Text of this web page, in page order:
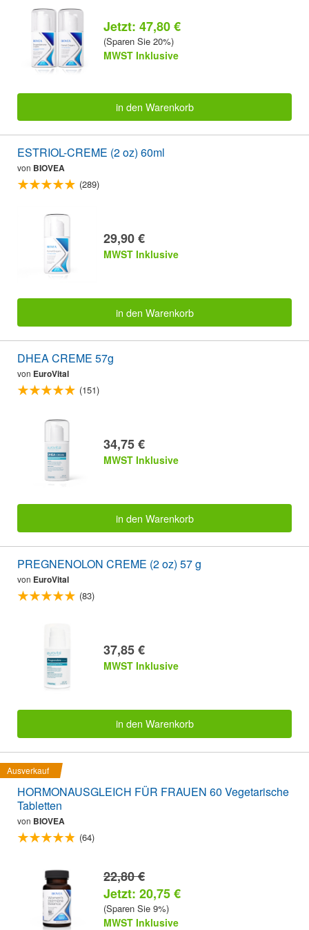
Jetzt: 47,80 €
(Sparen Sie 20%)
MWST Inklusive
in den Warenkorb
ESTRIOL-CREME (2 oz) 60ml
von BIOVEA
(289)
29,90 €
MWST Inklusive
in den Warenkorb
DHEA CREME 57g
von EuroVital
(151)
34,75 €
MWST Inklusive
in den Warenkorb
PREGNENOLON CREME (2 oz) 57 g
von EuroVital
(83)
37,85 €
MWST Inklusive
in den Warenkorb
Ausverkauf
HORMONAUSGLEICH FÜR FRAUEN 60 Vegetarische
Tabletten
von BIOVEA
(64)
22,80 €
Jetzt: 20,75 €
(Sparen Sie 9%)
MWST Inklusive